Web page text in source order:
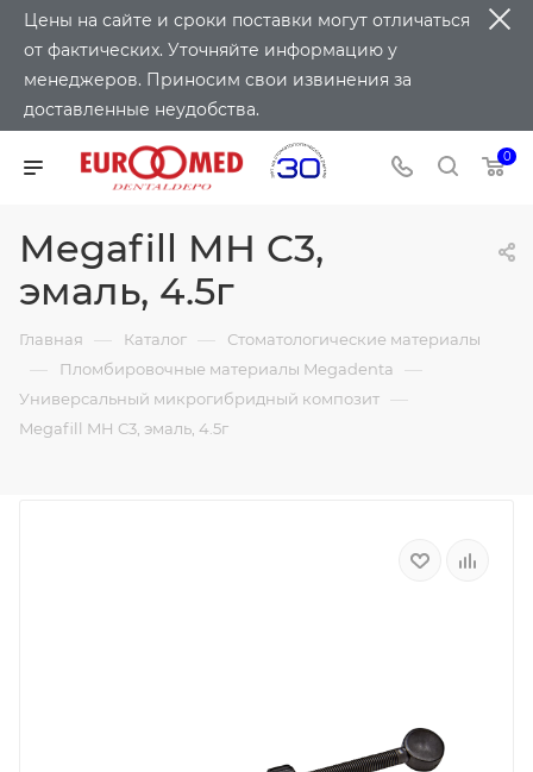
Цены на сайте и сроки поставки могут отличаться
от фактических. Уточняйте информацию у
менеджеров. Приносим свои извинения за
доставленные неудобства.
0
Megafill MH C3,
эмаль, 4.5г
Главная — Каталог — Стоматологические материалы
— Пломбировочные материалы Megadenta —
Универсальный микрогибридный композит —
Megafill MH C3, эмаль, 4.5г